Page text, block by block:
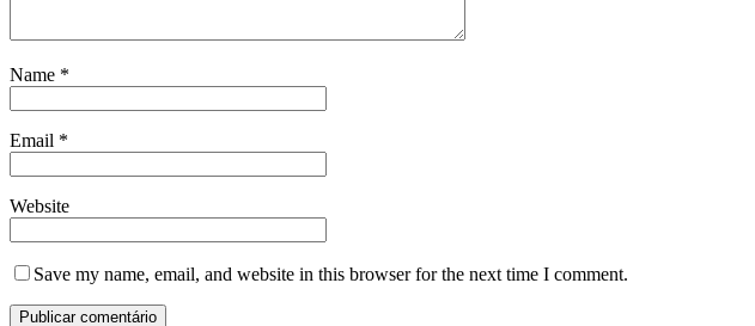
Name *
Email *
Website
Save my name, email, and website in this browser for the next time I comment.